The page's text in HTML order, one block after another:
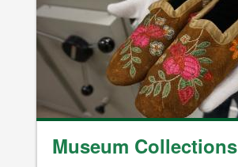
Museum Collections